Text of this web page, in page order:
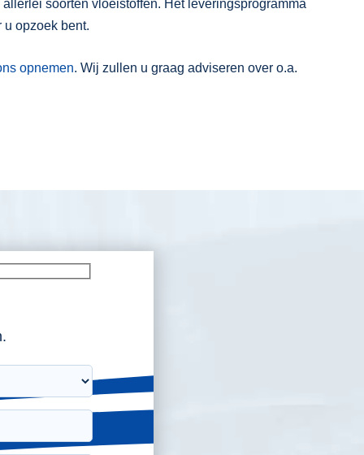
soorten vloeistoffen. Het leveringsprogramma
opzoek bent.
opnemen. Wij zullen u graag adviseren over o.a.